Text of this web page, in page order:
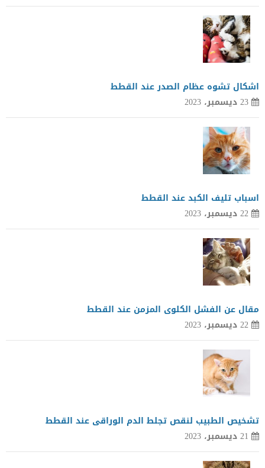
اشكال تشوه عظام الصدر عند القطط
23 ديسمبر، 2023
اسباب تليف الكبد عند القطط
22 ديسمبر، 2023
مقال عن الفشل الكلوى المزمن عند القطط
22 ديسمبر، 2023
تشخيص الطبيب لنقص تجلط الدم الوراقى عند القطط
21 ديسمبر، 2023